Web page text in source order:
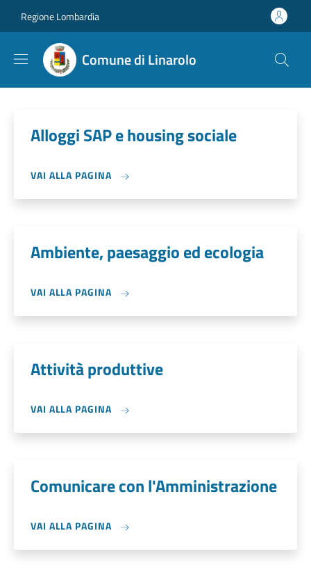
Regione Lombardia
Comune di Linarolo
Alloggi SAP e housing sociale
VAI ALLA PAGINA
Ambiente, paesaggio ed ecologia
VAI ALLA PAGINA
Attività produttive
VAI ALLA PAGINA
Comunicare con l'Amministrazione
VAI ALLA PAGINA